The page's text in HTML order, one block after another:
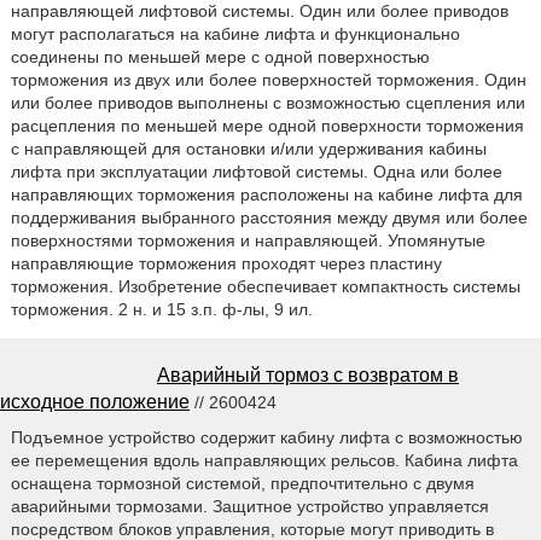
направляющей лифтовой системы. Один или более приводов
могут располагаться на кабине лифта и функционально
соединены по меньшей мере с одной поверхностью
торможения из двух или более поверхностей торможения. Один
или более приводов выполнены с возможностью сцепления или
расцепления по меньшей мере одной поверхности торможения
с направляющей для остановки и/или удерживания кабины
лифта при эксплуатации лифтовой системы. Одна или более
направляющих торможения расположены на кабине лифта для
поддерживания выбранного расстояния между двумя или более
поверхностями торможения и направляющей. Упомянутые
направляющие торможения проходят через пластину
торможения. Изобретение обеспечивает компактность системы
торможения. 2 н. и 15 з.п. ф-лы, 9 ил.
Аварийный тормоз с возвратом в
исходное положение // 2600424
Подъемное устройство содержит кабину лифта с возможностью
ее перемещения вдоль направляющих рельсов. Кабина лифта
оснащена тормозной системой, предпочтительно с двумя
аварийными тормозами. Защитное устройство управляется
посредством блоков управления, которые могут приводить в